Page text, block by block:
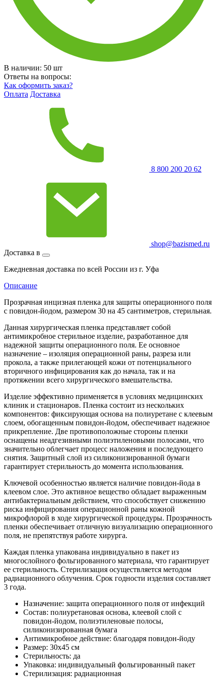
В наличии: 50 шт
Ответы на вопросы:
Как оформить заказ?
Оплата Доставка
8 800 200 20 62
shop@bazismed.ru
Доставка в
Ежедневная доставка по всей России из г. Уфа
Описание
Прозрачная инцизная пленка для защиты операционного поля
с повидон-йодом, размером 30 на 45 сантиметров, стерильная.
Данная хирургическая пленка представляет собой
антимикробное стерильное изделие, разработанное для
надежной защиты операционного поля. Ее основное
назначение – изоляция операционной раны, разреза или
прокола, а также прилегающей кожи от потенциального
вторичного инфицирования как до начала, так и на
протяжении всего хирургического вмешательства.
Изделие эффективно применяется в условиях медицинских
клиник и стационаров. Пленка состоит из нескольких
компонентов: фиксирующая основа на полиуретане с клеевым
слоем, обогащенным повидон-йодом, обеспечивает надежное
прикрепление. Две противоположные стороны пленки
оснащены неадгезивными полиэтиленовыми полосами, что
значительно облегчает процесс наложения и последующего
снятия. Защитный слой из силиконизированной бумаги
гарантирует стерильность до момента использования.
Ключевой особенностью является наличие повидон-йода в
клеевом слое. Это активное вещество обладает выраженным
антибактериальным действием, что способствует снижению
риска инфицирования операционной раны кожной
микрофлорой в ходе хирургической процедуры. Прозрачность
пленки обеспечивает отличную визуализацию операционного
поля, не препятствуя работе хирурга.
Каждая пленка упакована индивидуально в пакет из
многослойного фольгированного материала, что гарантирует
ее стерильность. Стерилизация осуществляется методом
радиационного облучения. Срок годности изделия составляет
3 года.
Назначение: защита операционного поля от инфекций
Состав: полиуретановая основа, клеевой слой с
повидон-йодом, полиэтиленовые полосы,
силиконизированная бумага
Антимикробное действие: благодаря повидон-йоду
Размер: 30х45 см
Стерильность: да
Упаковка: индивидуальный фольгированный пакет
Стерилизация: радиационная